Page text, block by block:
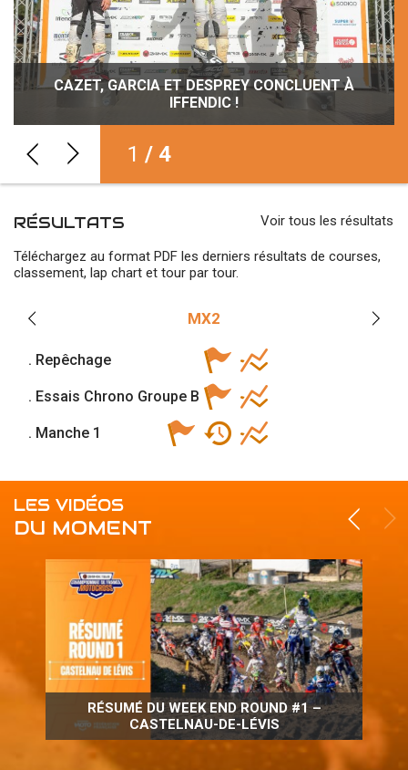
CAZET, GARCIA ET DESPREY CONCLUENT À
IFFENDIC !
LE CHAMPION ESPOIR, C’EST TIM LOPES !
FINALE À IFFENDIC AVEC FEBVRE ET VALIN !
TOUT SE JOUERA AU PREMIER VIRAGE AVEC
SMALLMX !
2 / 4
RÉSULTATS Voir tous les résultats
Téléchargez au format PDF les derniers résultats de courses,
classement, lap chart et tour par tour.
MX2
. Repêchage
. Essais Chrono Groupe B
. Manche 1
LES VIDÉOS
DU MOMENT
RÉSUMÉ DU WEEK END ROUND #1 –
CASTELNAU-DE-LÉVIS